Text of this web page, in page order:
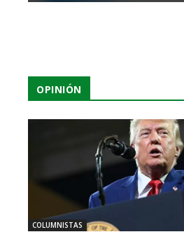
OPINIÓN
COLUMNISTAS